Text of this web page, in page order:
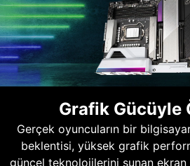
Grafik Gücüyle
Gerçek oyuncuların bir
beklentisi, yüksek grafik
güncel teknolojilerini sunan